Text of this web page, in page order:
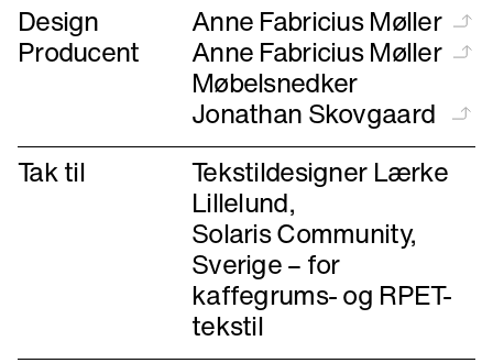
Design Anne Fabricius Møller
Producent Anne Fabricius Møller
Møbelsnedker
Jonathan Skovgaard
Tak til
Tekstildesigner Lærke
Lillelund,
Solaris Community,
Sverige – for
kaffegrums- og RPET-
tekstil